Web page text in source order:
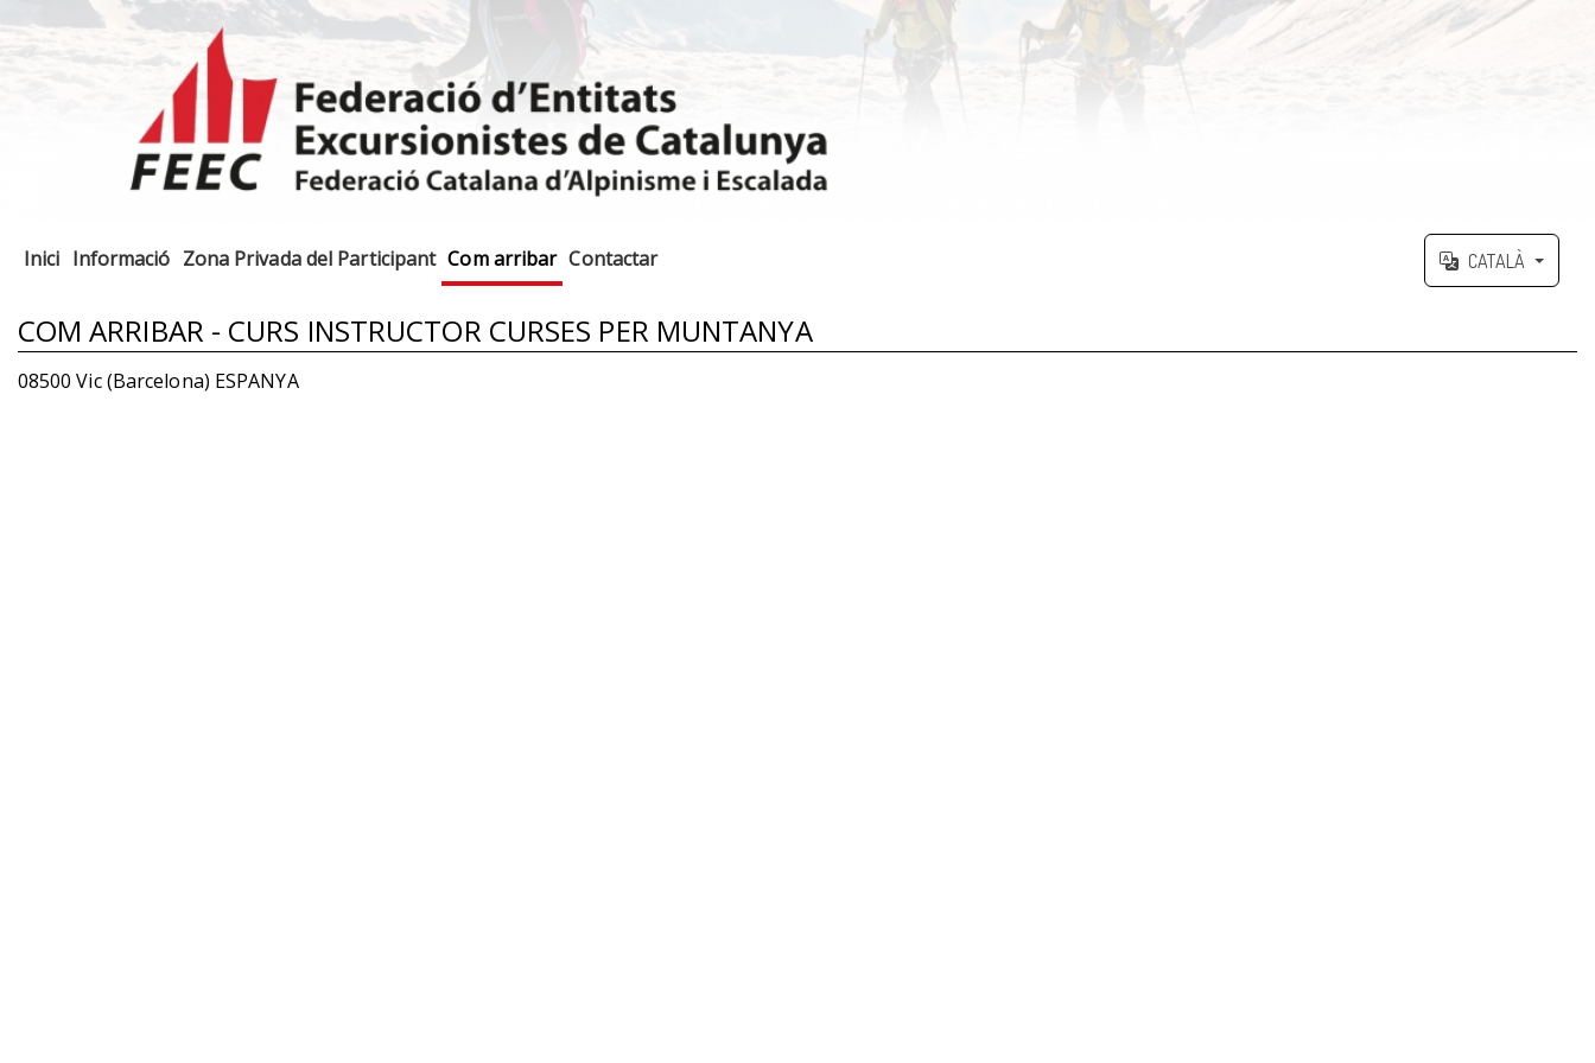
Inici Informació Zona Privada del Participant Com arribar Contactar CATALÀ
COM ARRIBAR - CURS INSTRUCTOR CURSES PER MUNTANYA
08500 Vic (Barcelona) ESPANYA